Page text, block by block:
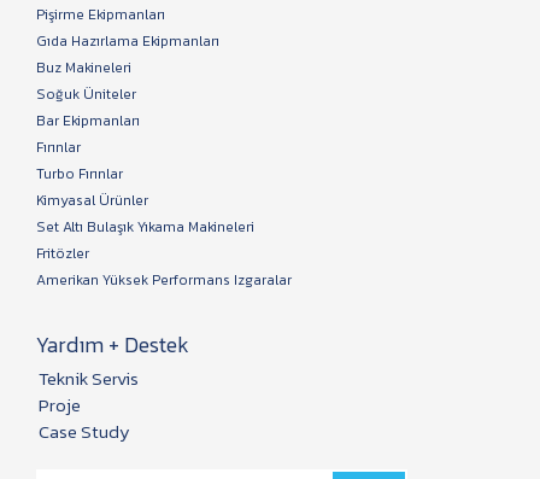
Pişirme Ekipmanları
Gıda Hazırlama Ekipmanları
Buz Makineleri
Soğuk Üniteler
Bar Ekipmanları
Fırınlar
Turbo Fırınlar
Kimyasal Ürünler
Set Altı Bulaşık Yıkama Makineleri
Fritözler
Amerikan Yüksek Performans Izgaralar
Yardım + Destek
Teknik Servis
Proje
Case Study